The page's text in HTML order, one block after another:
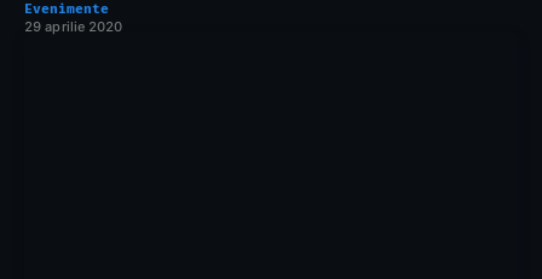
Evenimente
29 aprilie 2020